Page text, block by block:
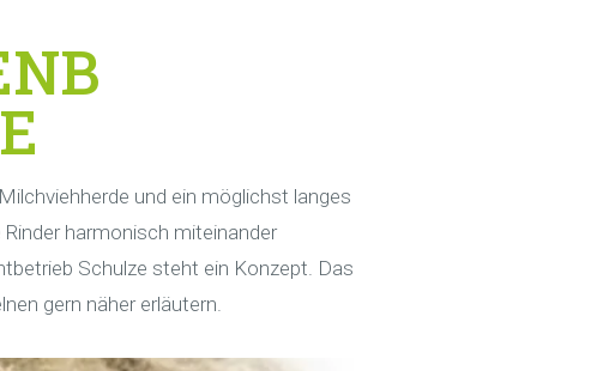
und ein möglichst langes
harmonisch miteinander
Schulze steht ein Konzept. Das
gern näher erläutern.